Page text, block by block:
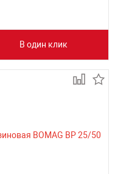
В один клик